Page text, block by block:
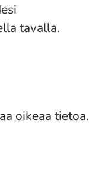
tavalla.
oikeaa tietoa.